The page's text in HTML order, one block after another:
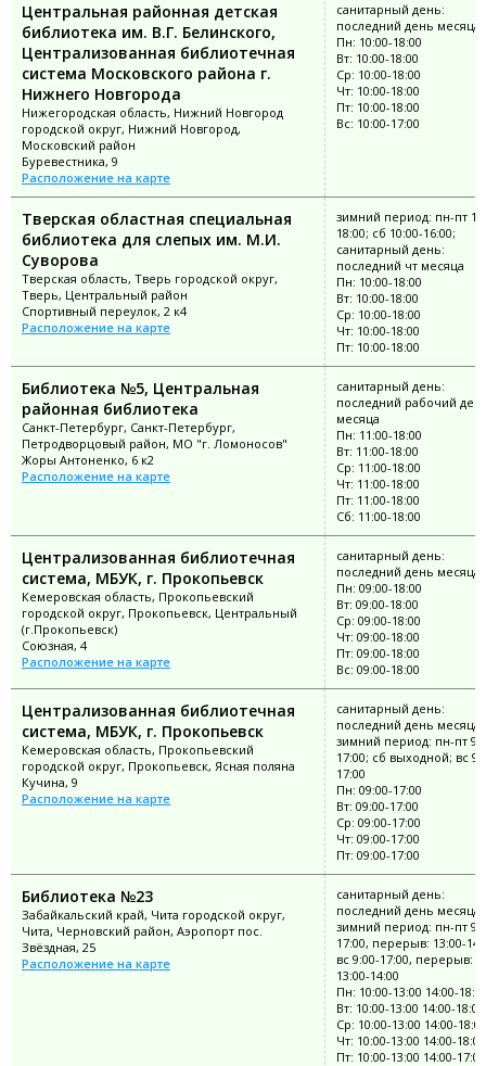
Центральная районная детская
библиотека им. В.Г. Белинского,
Централизованная библиотечная
система Московского района г.
Нижнего Новгорода
Нижегородская область, Нижний Новгород
городской округ, Нижний Новгород,
Московский район
Буревестника, 9
Расположение на карте
санитарный день:
последний день месяца
Пн: 10:00-18:00
Вт: 10:00-18:00
Ср: 10:00-18:00
Чт: 10:00-18:00
Пт: 10:00-18:00
Вс: 10:00-17:00
Тверская областная специальная
библиотека для слепых им. М.И.
Суворова
Тверская область, Тверь городской округ,
Тверь, Центральный район
Спортивный переулок, 2 к4
Расположение на карте
зимний период: пн-пт
18:00; сб 10:00-16:00;
санитарный день:
последний чт месяца
Пн: 10:00-18:00
Вт: 10:00-18:00
Ср: 10:00-18:00
Чт: 10:00-18:00
Пт: 10:00-18:00
Библиотека №5, Центральная
районная библиотека
Санкт-Петербург, Санкт-Петербург,
Петродворцовый район, МО "г. Ломоносов"
Жоры Антоненко, 6 к2
Расположение на карте
санитарный день:
последний рабочий
месяца
Пн: 11:00-18:00
Вт: 11:00-18:00
Ср: 11:00-18:00
Чт: 11:00-18:00
Пт: 11:00-18:00
Сб: 11:00-18:00
Централизованная библиотечная
система, МБУК, г. Прокопьевск
Кемеровская область, Прокопьевский
городской округ, Прокопьевск, Центральный
(г.Прокопьевск)
Союзная, 4
Расположение на карте
санитарный день:
последний день месяца
Пн: 09:00-18:00
Вт: 09:00-18:00
Ср: 09:00-18:00
Чт: 09:00-18:00
Пт: 09:00-18:00
Вс: 09:00-18:00
Централизованная библиотечная
система, МБУК, г. Прокопьевск
Кемеровская область, Прокопьевский
городской округ, Прокопьевск, Ясная поляна
Кучина, 9
Расположение на карте
санитарный день:
последний день месяца;
зимний период: пн-пт
17:00; сб выходной; вс
17:00
Пн: 09:00-17:00
Вт: 09:00-17:00
Ср: 09:00-17:00
Чт: 09:00-17:00
Пт: 09:00-17:00
Библиотека №23
Забайкальский край, Чита городской округ,
Чита, Черновский район, Аэропорт пос.
Звёздная, 25
Расположение на карте
санитарный день:
последний день месяца;
зимний период: пн-пт
17:00, перерыв: 13:00-
вс 9:00-17:00, перерыв:
13:00-14:00
Пн: 10:00-13:00 14:00-
Вт: 10:00-13:00 14:00-18:00
Ср: 10:00-13:00 14:00-18:00
Чт: 10:00-13:00 14:00-18:00
Пт: 10:00-13:00 14:00-17:00